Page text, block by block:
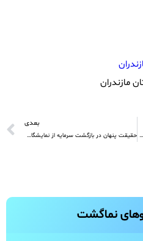
نماگشت
مازندران
حقیقت پنهان درباره تأثیر ۴۰٪ی جوایز معماری بر درآمد گردشگری که کسی به شما نمی‌گوید
بعدی
حقیقت پنهان در بازگشت سرمایه از نمایشگاه‌های گردشگری B2B